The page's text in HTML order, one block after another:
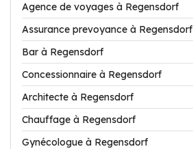
Agence de voyages à Regensdorf
Assurance prevoyance à Regensdorf
Bar à Regensdorf
Concessionnaire à Regensdorf
Architecte à Regensdorf
Chauffage à Regensdorf
Gynécologue à Regensdorf